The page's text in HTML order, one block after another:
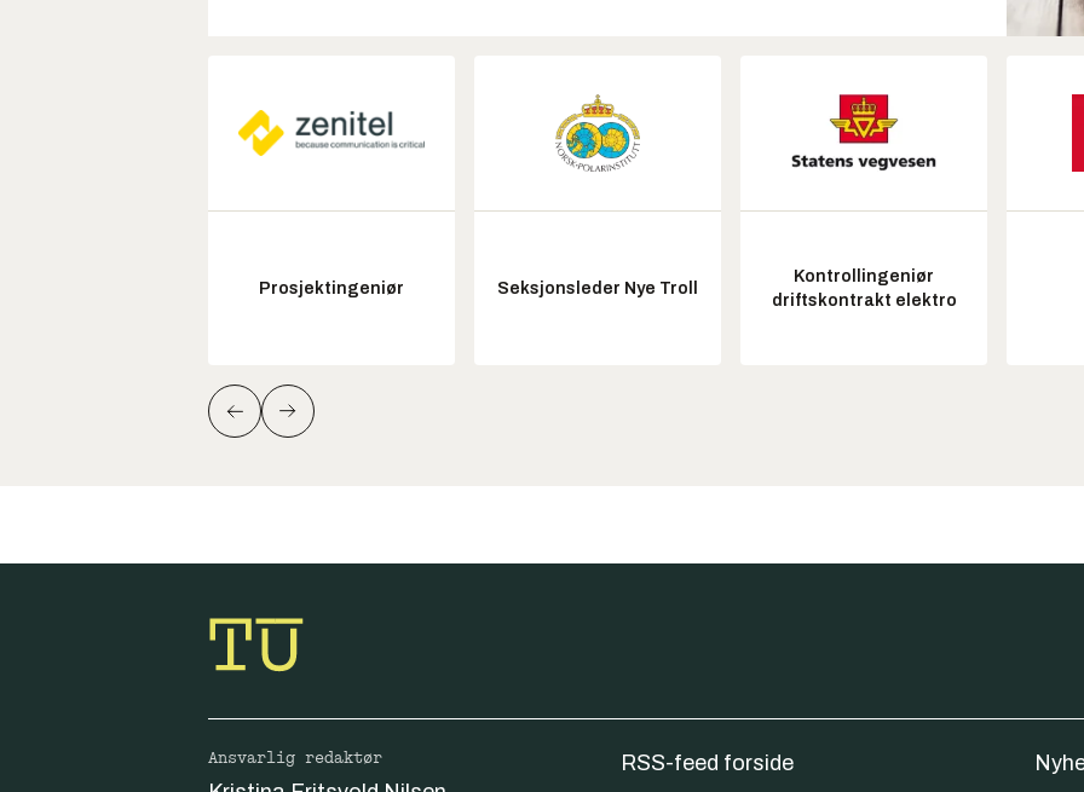
Prosjektingeniør Seksjonsleder Nye Troll
Kontrollingeniør
driftskontrakt elektro
Ansvarlig redaktør RSS-feed forside